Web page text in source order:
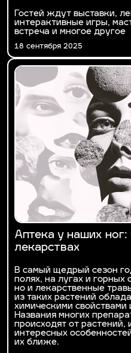
Гостей ждут выставки,
интерактивные игры,
встреча и многое другое
18 сентября 2025
Аптека у наших
лекарствах
В самый щедрый сезон
полях, на лугах и горных
но и лекарственные
из таких растений
химическими
Названия многих
происходят от растений,
интересных
их ближе.